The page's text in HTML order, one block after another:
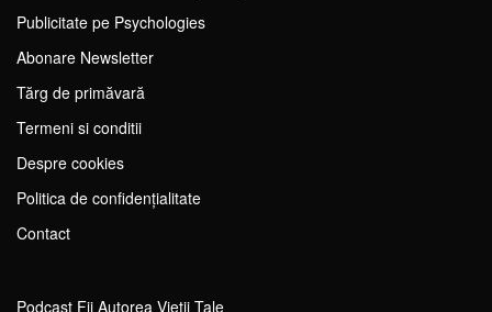
Publicitate pe Psychologies
Abonare Newsletter
Tărg de primăvară
Termeni si conditii
Despre cookies
Politica de confidențialitate
Contact
Podcast Fii Autorea Vieții Tale